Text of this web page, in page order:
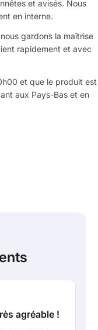
et avisés. Nous
en interne.
gardons la maîtrise
rapidement et avec
et que le produit est
aux Pays-Bas et en
agréable !